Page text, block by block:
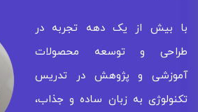
با بیش از یک دهه تجربه در
طراحی و توسعه محصولات
آموزشی و پژوهش در تدریس
تکنولوژی به زبان ساده و جذاب،